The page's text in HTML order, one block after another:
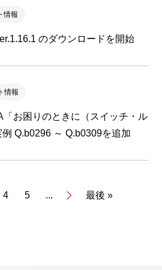
情報
のダウンロードを開始
情報
「お困りのときに（スイッチ・ル
Q.b0296 ～ Q.b0309を追加
4 5 ... 最後 »